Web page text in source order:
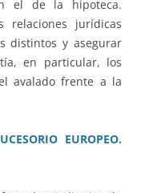
el de la hipoteca.
relaciones jurídicas
distintos y asegurar
en particular, los
avalado frente a la
EUROPEO.